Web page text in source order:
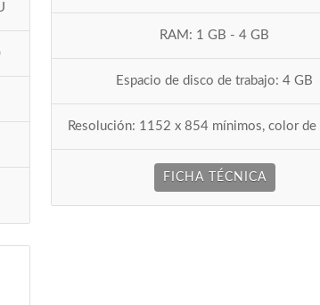
RAM: 1 GB - 4 GB
Espacio de disco de trabajo: 4 GB
Resolución: 1152 x 854 mínimos, color de
FICHA TÉCNICA